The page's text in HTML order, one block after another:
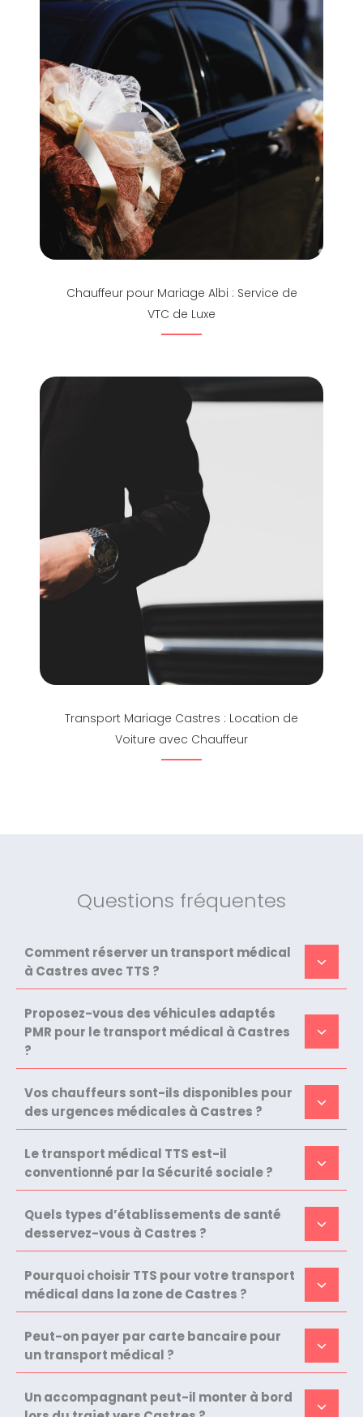
Chauffeur pour Mariage Albi : Service de
VTC de Luxe
Transport Mariage Castres : Location de
Voiture avec Chauffeur
Questions fréquentes
Comment réserver un transport médical
à Castres avec TTS ?
Proposez-vous des véhicules adaptés
PMR pour le transport médical à Castres
?
Vos chauffeurs sont-ils disponibles pour
des urgences médicales à Castres ?
Le transport médical TTS est-il
conventionné par la Sécurité sociale ?
Quels types d’établissements de santé
desservez-vous à Castres ?
Pourquoi choisir TTS pour votre transport
médical dans la zone de Castres ?
Peut-on payer par carte bancaire pour
un transport médical ?
Un accompagnant peut-il monter à bord